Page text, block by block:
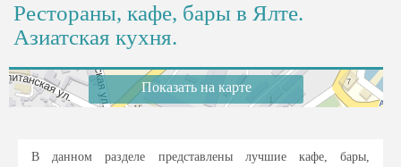
Рестораны, кафе, бары в Ялте.
Азиатская кухня.
Показать на карте
В данном разделе представлены лучшие кафе, бары,